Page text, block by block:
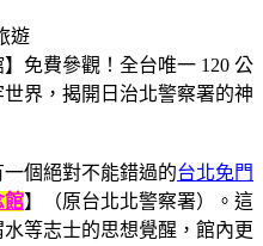
遊
個絕對不能錯過的台北免門
館】（原台北北警察署）。這
等志士的思想覺醒，館內更